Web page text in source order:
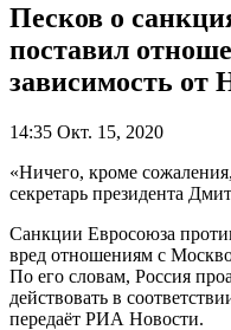
Песков о
поставил
зависимость от
14:35 Окт. 15, 2020
«Ничего, кроме
секретарь президента
Санкции Евросоюза
вред отношениям с
По его словам, Россия
действовать в
передаёт РИА Новости.